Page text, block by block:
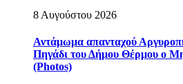
8 Αυγούστου 2026
Αντάμωμα απανταχού
Πηγάδι του Δήμου Θέρμου ο
(Photos)